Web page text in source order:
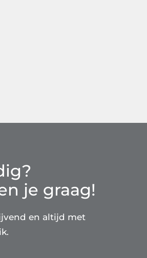
je graag!
en altijd met